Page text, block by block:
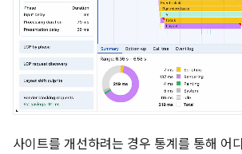
사이트를 개선하려는 경우 통계를 통해 어